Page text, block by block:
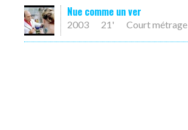
Nue comme un ver
2003 21' Court métrage